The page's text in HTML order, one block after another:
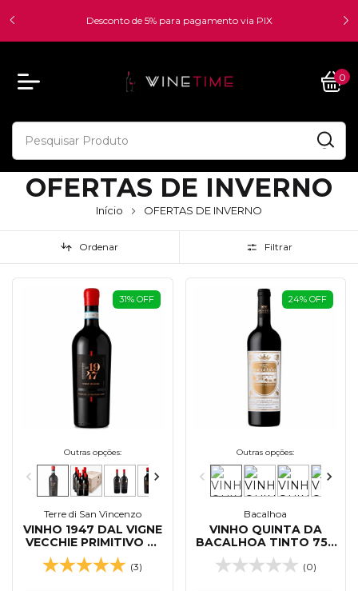
FRETE GRÁTIS - Confira nossa política de Frete Grátis -
0
OFERTAS DE INVERNO
Início OFERTAS DE INVERNO
Ordenar Filtrar
31% OFF
Outras opções:
Terre di San Vincenzo
VINHO 1947 DAL VIGNE
VECCHIE PRIMITIVO DI
MANDURIA 750 ML
(3)
24% OFF
Outras opções:
Bacalhoa
VINHO QUINTA DA
BACALHOA TINTO 750
ML
(0)